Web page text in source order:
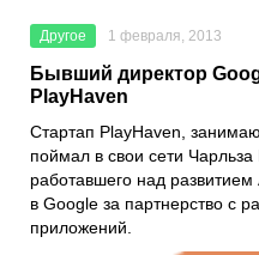
Другое 1 февраля, 2013
Бывший директор
PlayHaven
Стартап PlayHaven,
поймал в свои сети
работавшего над
в Google за партнерство с
приложений.